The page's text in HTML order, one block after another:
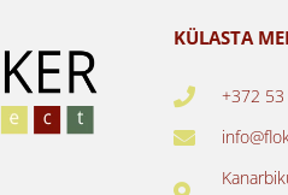
KÜLASTA
+372